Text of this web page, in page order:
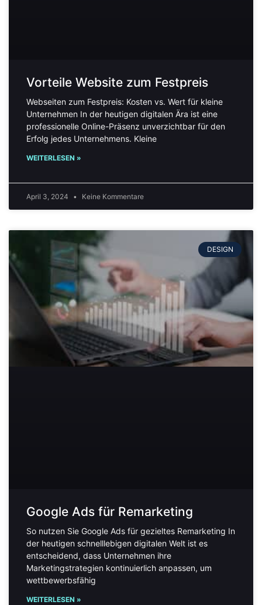
Vorteile Website zum Festpreis
Webseiten zum Festpreis: Kosten vs. Wert für kleine
Unternehmen In der heutigen digitalen Ära ist eine
professionelle Online-Präsenz unverzichtbar für den
Erfolg jedes Unternehmens. Kleine
WEITERLESEN »
April 3, 2024 Keine Kommentare
DESIGN
Google Ads für Remarketing
So nutzen Sie Google Ads für gezieltes Remarketing In
der heutigen schnelllebigen digitalen Welt ist es
entscheidend, dass Unternehmen ihre
Marketingstrategien kontinuierlich anpassen, um
wettbewerbsfähig
WEITERLESEN »